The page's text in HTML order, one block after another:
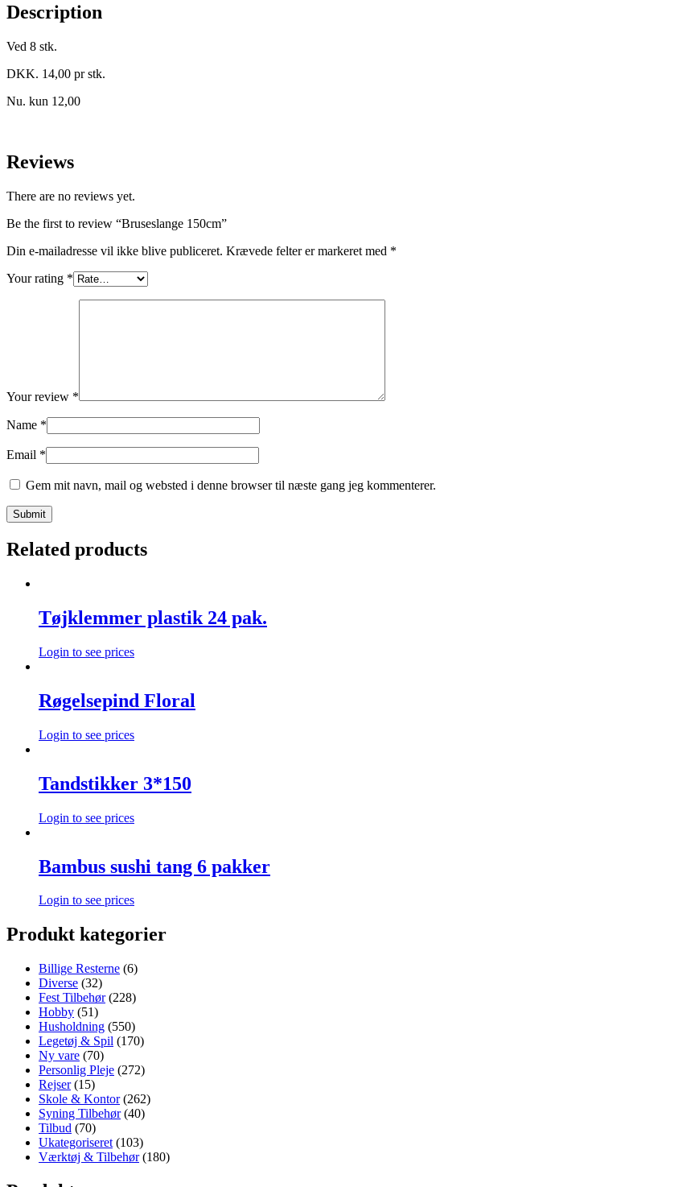
Description
Ved 8 stk.
DKK. 14,00 pr stk.
Nu. kun 12,00
Reviews
There are no reviews yet.
Be the first to review “Bruseslange 150cm”
Din e-mailadresse vil ikke blive publiceret. Krævede felter er markeret med *
Your rating *
Your review *
Name *
Email *
Gem mit navn, mail og websted i denne browser til næste gang jeg kommenterer.
Related products
Tøjklemmer plastik 24 pak.
Login to see prices
Røgelsepind Floral
Login to see prices
Tandstikker 3*150
Login to see prices
Bambus sushi tang 6 pakker
Login to see prices
Produkt kategorier
Billige Resterne (6)
Diverse (32)
Fest Tilbehør (228)
Hobby (51)
Husholdning (550)
Legetøj & Spil (170)
Ny vare (70)
Personlig Pleje (272)
Rejser (15)
Skole & Kontor (262)
Syning Tilbehør (40)
Tilbud (70)
Ukategoriseret (103)
Værktøj & Tilbehør (180)